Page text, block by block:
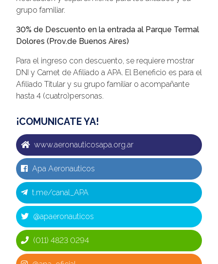
grupo familiar.
30% de Descuento en la entrada al Parque Termal
Dolores (Prov.de Buenos Aires)
Para el ingreso con descuento, se requiere mostrar
DNI y Carnet de Afiliado a APA. El Beneficio es para el
Afiliado Titular y su grupo familiar o acompañante
hasta 4 (cuatro)personas.
¡COMUNICATE YA!
www.aeronauticosapa.org.ar
Apa Aeronauticos
t.me/canal_APA
@apaeronauticos
(011) 4823 0294